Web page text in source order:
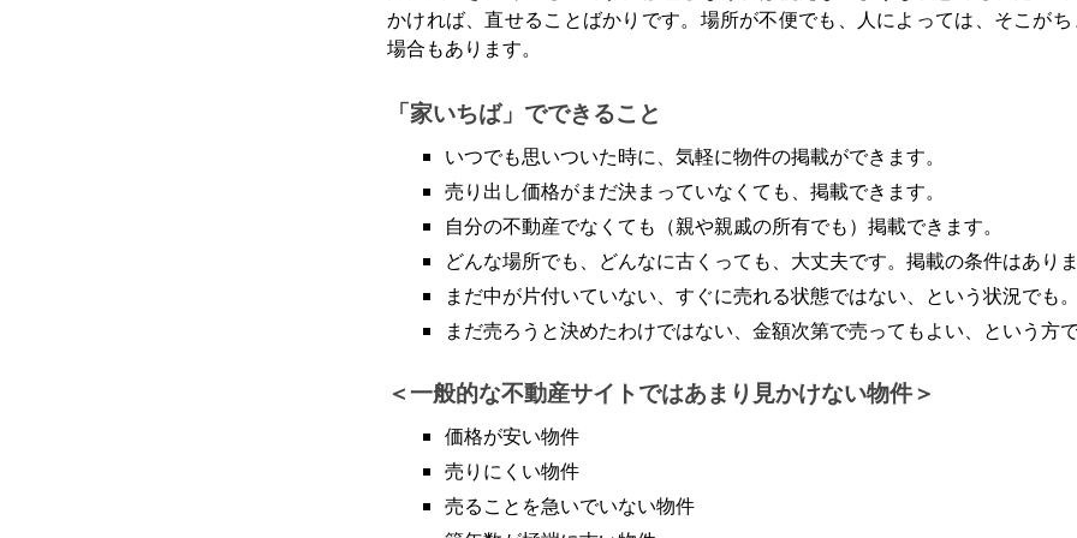
かければ、直せることばかりです。場所が不便でも、人によっては、そこがち
場合もあります。
「家いちば」でできること
いつでも思いついた時に、気軽に物件の掲載ができます。
売り出し価格がまだ決まっていなくても、掲載できます。
自分の不動産でなくても（親や親戚の所有でも）掲載できます。
どんな場所でも、どんなに古くっても、大丈夫です。掲載の条件はありま
まだ中が片付いていない、すぐに売れる状態ではない、という状況でも。
まだ売ろうと決めたわけではない、金額次第で売ってもよい、という方で
一般的な不動産サイトではあまり見かけない物件
価格が安い物件
売りにくい物件
売ることを急いでいない物件